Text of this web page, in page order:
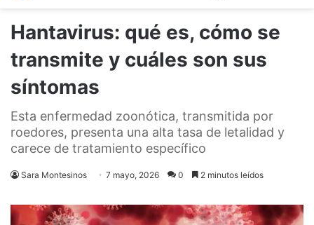
Hantavirus: qué es, cómo se
transmite y cuáles son sus
síntomas
Esta enfermedad zoonótica, transmitida por
roedores, presenta una alta tasa de letalidad y
carece de tratamiento específico
Sara Montesinos 7 mayo, 2026 0 2 minutos leídos